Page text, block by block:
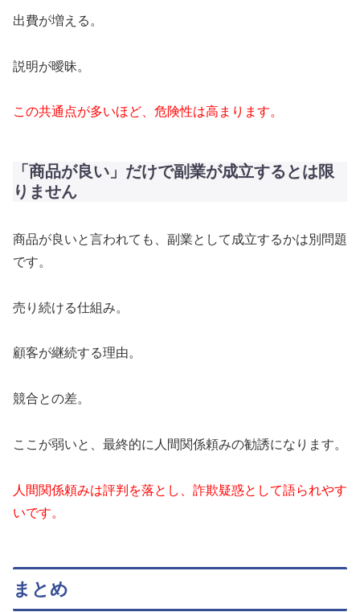
出費が増える。
説明が曖昧。
この共通点が多いほど、危険性は高まります。
「商品が良い」だけで副業が成立するとは限
りません
商品が良いと言われても、副業として成立するかは別問題
です。
売り続ける仕組み。
顧客が継続する理由。
競合との差。
ここが弱いと、最終的に人間関係頼みの勧誘になります。
人間関係頼みは評判を落とし、詐欺疑惑として語られやす
いです。
まとめ